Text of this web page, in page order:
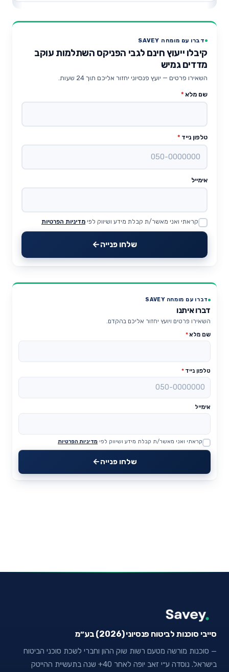
דברו עם מומחה SAVEY
קיבלו ייעוץ חינם לגבי הפניקס השתלמות עוקב
מדדים גמיש
השאירו פרטים — יועץ פנסיוני יחזור אליכם תוך 24 שעות.
שם מלא *
טלפון נייד *
אימייל
Website
קראתי ואני מאשר/ת קבלת מידע ושיווק לפי מדיניות הפרטיות
שלחו פנייה
דברו עם מומחה SAVEY
דברו איתנו
השאירו פרטים ויועץ יחזור אליכם בהקדם.
שם מלא*
טלפון נייד *
אימייל
Website
קראתי ואני מאשר/ת קבלת מידע ושיווק לפי מדיניות הפרטיות
שלחו פנייה
סייבי סוכנות לביטוח פנסיוני (2026) בע״מ
— סוכנות מורשה מטעם רשות שוק ההון וחברי לשכת סוכני הביטוח
בישראל. נוסדה ע״י זאב יופה לאחר 40+ שנה בתעשיית ההייטק